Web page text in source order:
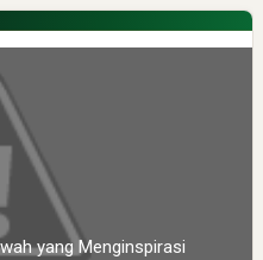
yang Menginspirasi